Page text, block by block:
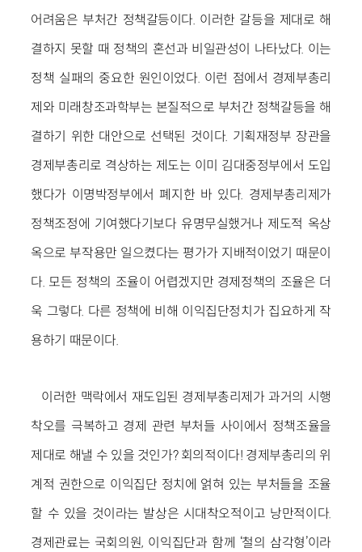
어려움은 부처간 정책갈등이다. 이러한 갈등을 제대로 해
결하지 못할 때 정책의 혼선과 비일관성이 나타났다. 이는
정책 실패의 중요한 원인이었다. 이런 점에서 경제부총리
제와 미래창조과학부는 본질적으로 부처간 정책갈등을 해
결하기 위한 대안으로 선택된 것이다. 기획재정부 장관을
경제부총리로 격상하는 제도는 이미 김대중정부에서 도입
했다가 이명박정부에서 폐지한 바 있다. 경제부총리제가
정책조정에 기여했다기보다 유명무실했거나 제도적 옥상
옥으로 부작용만 일으켰다는 평가가 지배적이었기 때문이
다. 모든 정책의 조율이 어렵겠지만 경제정책의 조율은 더
욱 그렇다. 다른 정책에 비해 이익집단정치가 집요하게 작
용하기 때문이다.
이러한 맥락에서 재도입된 경제부총리제가 과거의 시행
착오를 극복하고 경제 관련 부처들 사이에서 정책조율을
제대로 해낼 수 있을 것인가? 회의적이다! 경제부총리의 위
계적 권한으로 이익집단 정치에 얽혀 있는 부처들을 조율
할 수 있을 것이라는 발상은 시대착오적이고 낭만적이다.
경제관료는 국회의원, 이익집단과 함께 ‘철의 삼각형’이라